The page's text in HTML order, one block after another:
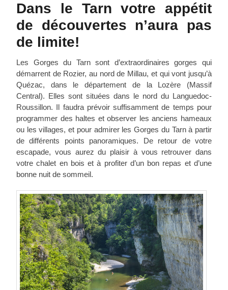
Dans le Tarn votre appétit
de découvertes n’aura pas
de limite!
Les Gorges du Tarn sont d’extraordinaires gorges qui
démarrent de Rozier, au nord de Millau, et qui vont jusqu’à
Quézac, dans le département de la Lozère (Massif
Central). Elles sont situées dans le nord du Languedoc-
Roussillon. Il faudra prévoir suffisamment de temps pour
programmer des haltes et observer les anciens hameaux
ou les villages, et pour admirer les Gorges du Tarn à partir
de différents points panoramiques. De retour de votre
escapade, vous aurez du plaisir à vous retrouver dans
votrechalet en bois et à profiter d’un bon repas et d’une
bonne nuit de sommeil.